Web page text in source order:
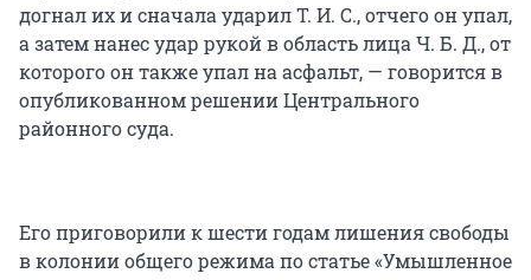
догнал их и сначала ударил Т. И. С., отчего он упал,
а затем нанес удар рукой в область лица Ч. Б. Д., от
которого он также упал на асфальт, — говорится в
опубликованном решении Центрального
районного суда.
Его приговорили к шести годам лишения свободы
в колонии общего режима по статье «Умышленное